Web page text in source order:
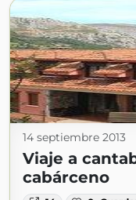
14 septiembre 2013
Viaje a
cabárceno